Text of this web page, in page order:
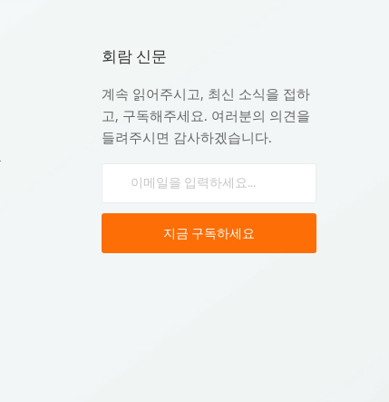
회람 신문
계속 읽어주시고, 최신 소식을 접하
고, 구독해주세요. 여러분의 의견을
들려주시면 감사하겠습니다.